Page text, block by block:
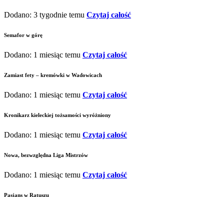
Dodano: 3 tygodnie temu Czytaj całość
Semafor w górę
Dodano: 1 miesiąc temu Czytaj całość
Zamiast fety – kremówki w Wadowicach
Dodano: 1 miesiąc temu Czytaj całość
Kronikarz kieleckiej tożsamości wyróżniony
Dodano: 1 miesiąc temu Czytaj całość
Nowa, bezwzględna Liga Mistrzów
Dodano: 1 miesiąc temu Czytaj całość
Pasjans w Ratuszu